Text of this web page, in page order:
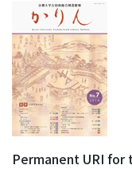
Library Network
Permanent URI for